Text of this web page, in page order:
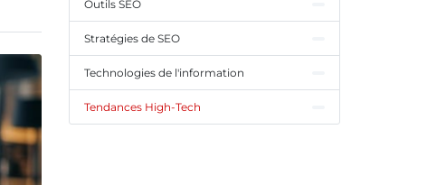
Outils SEO
Stratégies de SEO
Technologies de l'information
Tendances High-Tech